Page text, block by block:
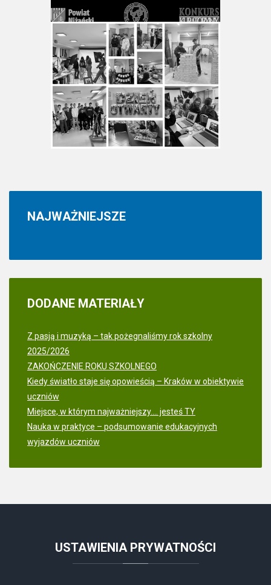
NAJWAŻNIEJSZE
DODANE MATERIAŁY
Z pasją i muzyką – tak pożegnaliśmy rok szkolny
2025/2026
ZAKOŃCZENIE ROKU SZKOLNEGO
Kiedy światło staje się opowieścią – Kraków w obiektywie
uczniów
Miejsce, w którym najważniejszy.... jesteś TY
Nauka w praktyce – podsumowanie edukacyjnych
wyjazdów uczniów
USTAWIENIAPRYWATNOŚCI